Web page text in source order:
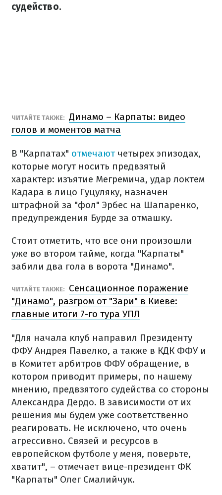
судейство.
ЧИТАЙТЕ ТАКЖЕ: Динамо – Карпаты: видео
голов и моментов матча
В "Карпатах" отмечаютчетырех эпизодах,
которые могут носить предвзятый
характер: изъятие Мегремича, удар локтем
Кадара в лицо Гуцуляку, назначен
штрафной за "фол" Эрбес на Шапаренко,
предупреждения Бурде за отмашку.
Стоит отметить, что все они произошли
уже во втором тайме, когда "Карпаты"
забили два гола в ворота "Динамо".
ЧИТАЙТЕ ТАКЖЕ:
Сенсационное поражение
"Динамо", разгром от "Зари" в Киеве:
главные итоги 7-го тура УПЛ
"Для начала клуб направил Президенту
ФФУ Андрея Павелко, а также в КДК ФФУ и
в Комитет арбитров ФФУ обращение, в
котором приводит примеры, по нашему
мнению, предвзятого судейства со стороны
Александра Дердо. В зависимости от их
решения мы будем уже соответственно
реагировать. Не исключено, что очень
агрессивно. Связей и ресурсов в
европейском футболе у ​​меня, поверьте,
хватит", – отмечает вице-президент ФК
"Карпаты" Олег Смалийчук.